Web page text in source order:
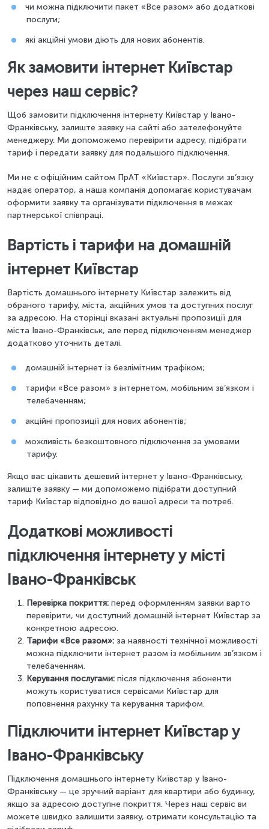
чи можна підключити пакет «Все разом» або додаткові
послуги;
які акційні умови діють для нових абонентів.
Як замовити інтернет Київстар
через наш сервіс?
Щоб замовити підключення інтернету Київстар у Івано-
Франківську, залиште заявку на сайті або зателефонуйте
менеджеру. Ми допоможемо перевірити адресу, підібрати
тариф і передати заявку для подальшого підключення.
Ми не є офіційним сайтом ПрАТ «Київстар». Послуги зв’язку
надає оператор, а наша компанія допомагає користувачам
оформити заявку та організувати підключення в межах
партнерської співпраці.
Вартість і тарифи на домашній
інтернет Київстар
Вартість домашнього інтернету Київстар залежить від
обраного тарифу, міста, акційних умов та доступних послуг
за адресою. На сторінці вказані актуальні пропозиції для
міста Івано-Франківськ, але перед підключенням менеджер
додатково уточнить деталі.
домашній інтернет із безлімітним трафіком;
тарифи «Все разом» з інтернетом, мобільним зв’язком і
телебаченням;
акційні пропозиції для нових абонентів;
можливість безкоштовного підключення за умовами
тарифу.
Якщо вас цікавить дешевий інтернет у Івано-Франківську,
залиште заявку — ми допоможемо підібрати доступний
тариф Київстар відповідно до вашої адреси та потреб.
Додаткові можливості
підключення інтернету у місті
Івано-Франківськ
Перевірка покриття: перед оформленням заявки варто
перевірити, чи доступний домашній інтернет Київстар за
конкретною адресою.
Тарифи «Все разом»: за наявності технічної можливості
можна підключити інтернет разом із мобільним зв’язком і
телебаченням.
Керування послугами: після підключення абоненти
можуть користуватися сервісами Київстар для
поповнення рахунку та керування тарифом.
Підключити інтернет Київстар у
Івано-Франківську
Підключення домашнього інтернету Київстар у Івано-
Франківську — це зручний варіант для квартири або будинку,
якщо за адресою доступне покриття. Через наш сервіс ви
можете швидко залишити заявку, отримати консультацію та